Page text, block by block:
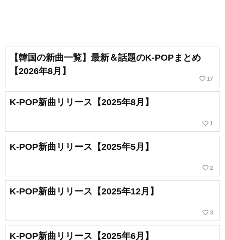
【韓国の新曲一覧】最新＆話題のK-POPまとめ
【2026年8月】
favorite_border 17
K-POP新曲リリース【2025年8月】
favorite_border 1
K-POP新曲リリース【2025年5月】
favorite_border 2
K-POP新曲リリース【2025年12月】
favorite_border 3
K-POP新曲リリース【2025年6月】